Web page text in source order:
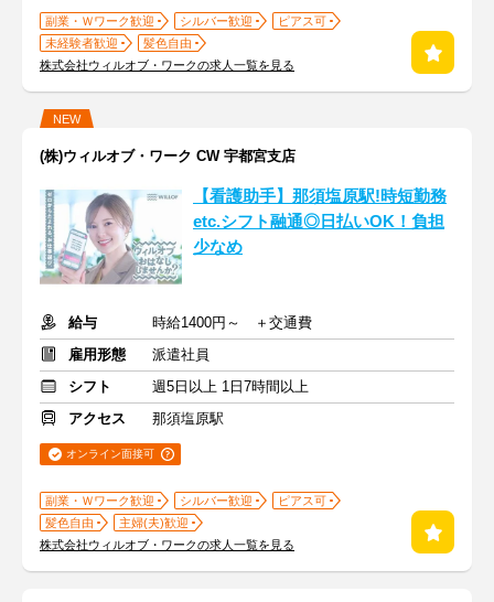
副業・Ｗワーク歓迎 シルバー歓迎
ピアス可
未経験者歓迎
髪色自由
株式会社ウィルオブ・ワークの求人一覧を見る
NEW
(株)ウィルオブ・ワーク CW 宇都宮支店
【看護助手】那須塩原駅!時短勤務
etc.シフト融通◎日払いOK！負担
少なめ
給与
時給1400円～ ＋交通費
雇用形態
派遣社員
シフト
週5日以上 1日7時間以上
アクセス
那須塩原駅
オンライン面接可
副業・Ｗワーク歓迎 シルバー歓迎
ピアス可
髪色自由
主婦(夫)歓迎
株式会社ウィルオブ・ワークの求人一覧を見る